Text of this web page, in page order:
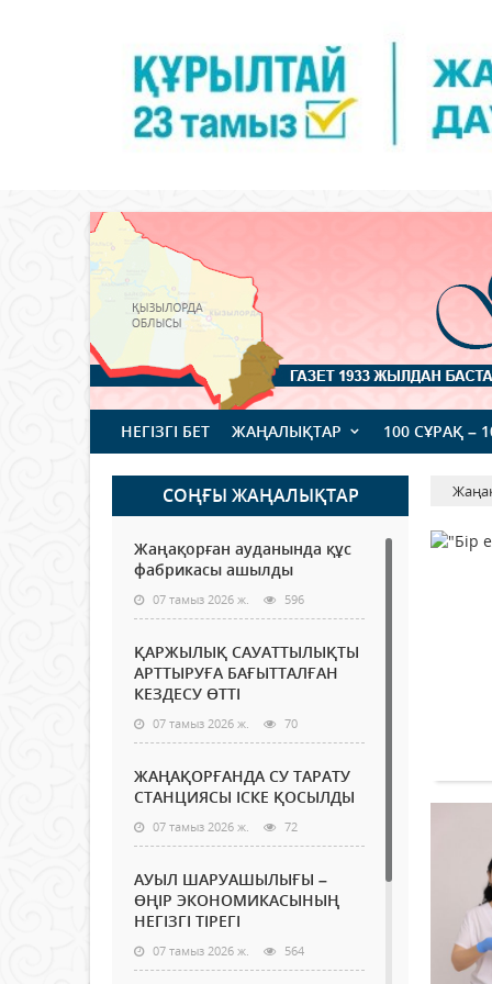
НЕГІЗГІ БЕТ ЖАҢАЛЫҚТАР 100 СҰРАҚ –
СОҢҒЫ ЖАҢАЛЫҚТАР
Жаңақорған ауданында құс
фабрикасы ашылды
07 тамыз 2026 ж. 596
ҚАРЖЫЛЫҚ САУАТТЫЛЫҚТЫ
АРТТЫРУҒА БАҒЫТТАЛҒАН
КЕЗДЕСУ ӨТТІ
07 тамыз 2026 ж. 70
ЖАҢАҚОРҒАНДА СУ ТАРАТУ
СТАНЦИЯСЫ ІСКЕ ҚОСЫЛДЫ
07 тамыз 2026 ж. 72
АУЫЛ ШАРУАШЫЛЫҒЫ –
ӨҢІР ЭКОНОМИКАСЫНЫҢ
НЕГІЗГІ ТІРЕГІ
07 тамыз 2026 ж. 564